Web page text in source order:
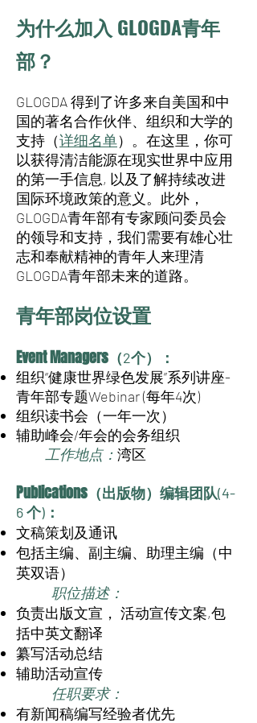
为什么加入 GLOGDA青年
部？
GLOGDA 得到了许多来自美国和中
国的著名合作伙伴、组织和大学的
支持（详细名单）。在这里，你可
以获得清洁能源在现实世界中应用
的第一手信息, 以及了解持续改进
国际环境政策的意义。此外，
GLOGDA青年部有专家顾问委员会
的领导和支持，我们需要有雄心壮
志和奉献精神的青年人来理清
GLOGDA青年部未来的道路。
青年部岗位设置
Event Managers （2个）：
组织“健康世界绿色发展”系列讲座-
青年部专题Webinar (每年4次)
组织读书会（一年一次）
辅助峰会/年会的会务组织
工作地点： 湾区
Publications （出版物）编辑团队(4-
6 个)：
文稿策划及通讯
包括主编、副主编、助理主编（中
英双语）
职位描述：
负责出版文宣， 活动宣传文案,包
括中英文翻译
纂写活动总结
辅助活动宣传
任职要求：
有新闻稿编写经验者优先